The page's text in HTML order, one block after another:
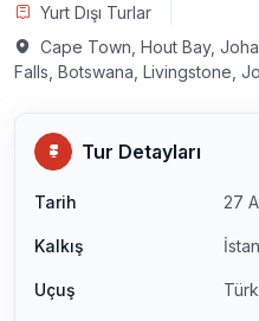
Yurt Dışı Turlar
Cape Town, Hout Bay,
Falls, Botswana, Livingstone,
Tur Detayları
Tarih 27
Kalkış
Uçuş